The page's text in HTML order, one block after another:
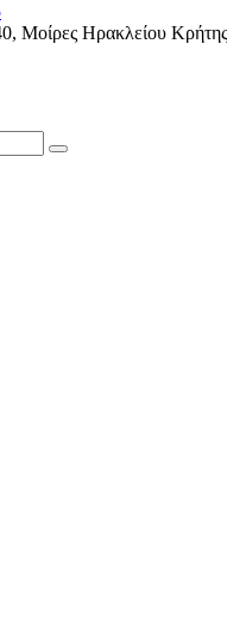
Μοίρες Ηρακλείου Κρήτης